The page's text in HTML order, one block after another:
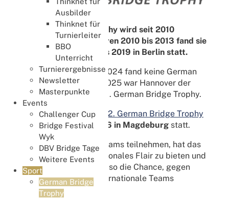
Ausbilder
Thinknet für
Turnierleiter
BBO
Unterricht
Turnierergebnisse
Newsletter
Masterpunkte
Events
Challenger Cup
Bridge Festival
Wyk
DBV Bridge Tage
Weitere Events
Sport
German Bridge
Trophy
Die German Bridge Trophy wird seit 2010
ausgetragen. In den Jahren 2010 bis 2013 fand sie
in Bonn und von 2014 bis 2019 in Berlin statt.
In den Jahren 2020 bis 2024 fand keine German
Bridge Trophy statt. In 2025 war Hannover der
Austragungsort für die 11. German Bridge Trophy.
Im Jahr 2026 findet die
12. German Bridge Trophy
vom22. bis 25. Mai 2026 in Magdeburg statt.
Da auch ausländische Teams teilnehmen, hat das
Turnier auch ein internationales Flair zu bieten und
unsere Mitglieder haben so die Chance, gegen
starke nationale und internationale Teams
anzutreten.